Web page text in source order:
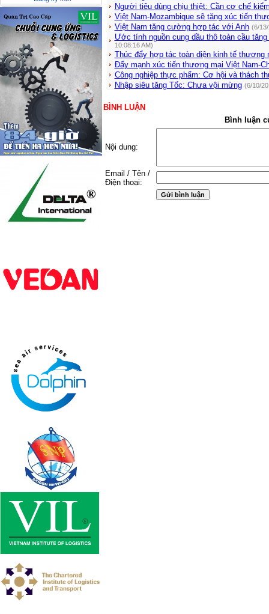
Người tiêu dùng chịu thiệt: Cần cơ chế
Việt Nam-Mozambique sẽ tăng xúc tiến
Việt Nam tăng cường hợp tác với Anh (6/
Ước tính nguồn cung dầu thô toàn cầu
10:08:16 AM)
Thúc đẩy hợp tác toàn diện kinh tế thương
Đẩy mạnh xúc tiến thương mại Việt Nam-
Công nghiệp thực phẩm: Cơ hội và thách
Nhập siêu tăng Tốc: Chưa vội mừng (6/10/
BÌNH LUẬN
Bình luận
Nội dung:
Email / Tên /
Điện thoại: